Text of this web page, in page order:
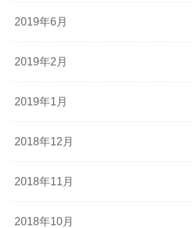
2019年6月
2019年2月
2019年1月
2018年12月
2018年11月
2018年10月